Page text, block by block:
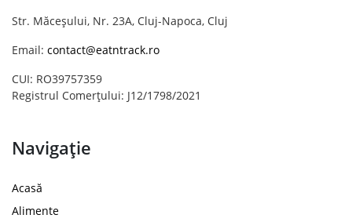
Str. Măceșului, Nr. 23A, Cluj-Napoca, Cluj
Email: contact@eatntrack.ro
CUI: RO39757359
Registrul Comerțului: J12/1798/2021
Navigație
Acasă
Alimente